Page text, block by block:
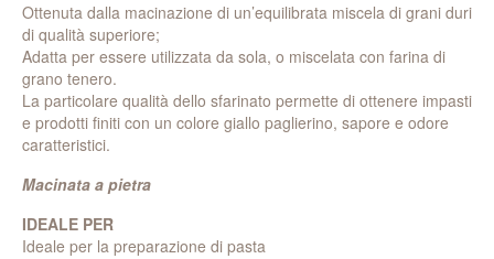
Ottenuta dalla macinazione di un’equilibrata miscela di grani duri
di qualità superiore;
Adatta per essere utilizzata da sola, o miscelata con farina di
grano tenero.
La particolare qualità dello sfarinato permette di ottenere impasti
e prodotti finiti con un colore giallo paglierino, sapore e odore
caratteristici.
Macinata a pietra
IDEALE PER
Ideale per la preparazione di pasta